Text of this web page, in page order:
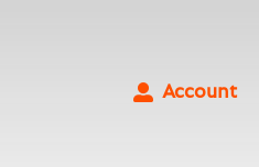
Account